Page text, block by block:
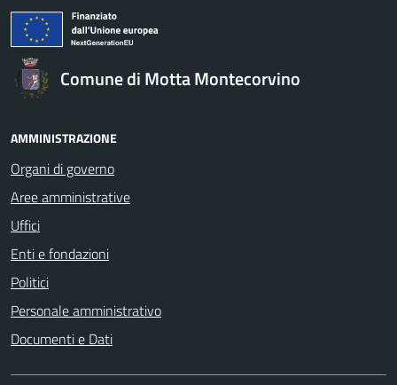
Comune di Motta Montecorvino
AMMINISTRAZIONE
Organi di governo
Aree amministrative
Uffici
Enti e fondazioni
Politici
Personale amministrativo
Documenti e Dati